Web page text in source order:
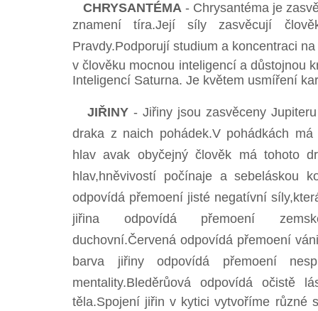
CHRYSANTÉMA - Chrysantéma je
znamení tíra.Její síly zasvěcují
Pravdy.Podporují studium a koncentraci
v člověku mocnou inteligencí a důstojnou
Inteligencí Saturna. Je květem usmíření
JIŘINY - Jiřiny jsou zasvěceny
draka z naich pohádek.V pohádkách
hlav avak obyčejný člověk má tohoto
hlav,hněvivostí počínaje a sebeláskou
odpovídá přemoení jisté negatívní
jiřina odpovídá přemoení
duchovní.Červená odpovídá přemoení
barva jiřiny odpovídá přemoení
mentality.Bleděrůová odpovídá očistě
těla.Spojení jiřin v kytici vytvoříme různé